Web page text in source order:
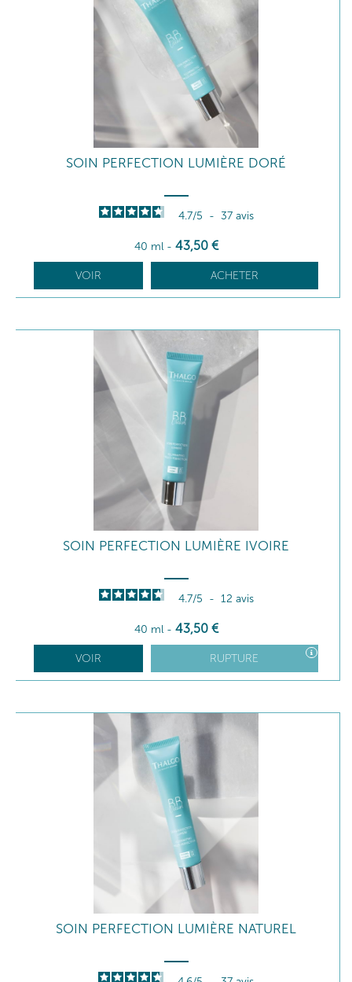
SOIN PERFECTION LUMIÈRE DORÉ
4.7/5 - 37 avis
40 ml - 43,50 €
VOIR ACHETER
SOIN PERFECTION LUMIÈRE IVOIRE
4.7/5 - 12 avis
40 ml - 43,50 €
VOIR RUPTURE
SOIN PERFECTION LUMIÈRE NATUREL